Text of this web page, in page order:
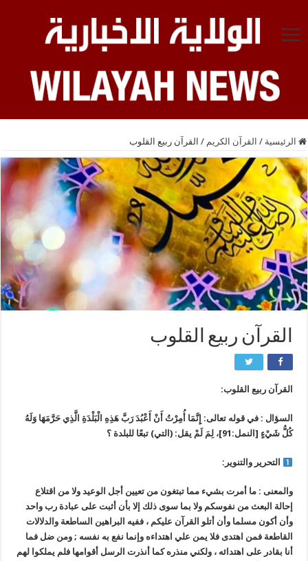
الرئيسية / القرآن الكريم / القرآن ربيع القلوب
القرآن ربيع القلوب
القرآن ربيع القلوب:
السؤال : في قوله تعالى: إِنَّمَا أُمِرْتُ أَنْ أَعْبُدَ رَبَّ هَذِهِ الْبَلْدَةِ الَّذِي حَرَّمَهَا وَلَهُ
كُلُّ شَيْءٍ [النمل:91]، لِمَ لَمْ يقل: (التي) تبعًا للبلدة ؟
التحرير والتنوير:
والمعنى : ما أمرت بشيء مما تبتغون من تعيين أجل الوعيد ولا من اقتلاع
إحالة البعث من نفوسكم ولا بما سوى ذلك إلا بأن أثبت على عبادة رب واحد
وأن أكون مسلما وأن أتلو القرآن عليكم ، ففيه البراهين الساطعة والدلالات
القاطعة فمن اهتدى فلا يمن علي اهتداءه وإنما نفع به نفسه ; ومن ضل فما
أنا بقادر على اهتدائه ، ولكني منذره كما أنذرت الرسل أقوامها فلم يملكوا لهم